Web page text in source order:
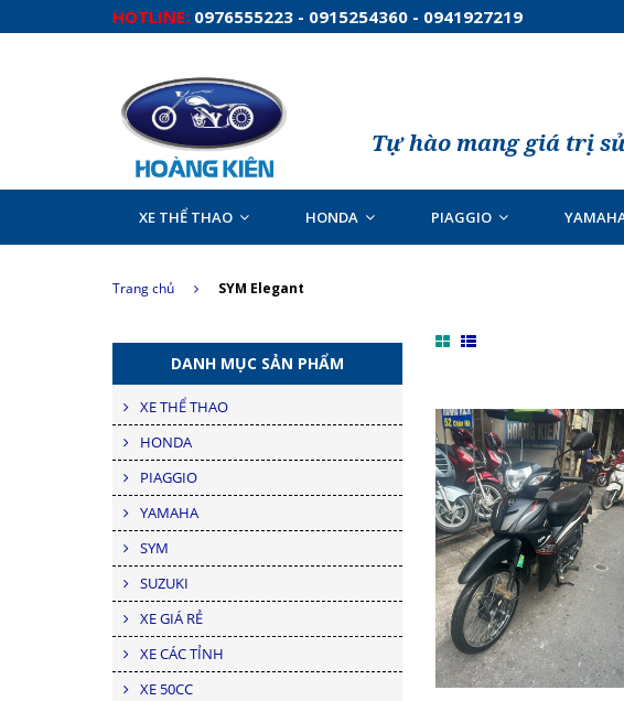
HOTLINE: 0976555223 - 0915254360 - 0941927219
Tự hào mang giá trị
XE THỂ THAO HONDA PIAGGIO
Trang chủ SYM Elegant
DANH MỤC SẢN PHẨM
XE THỂ THAO
HONDA
PIAGGIO
YAMAHA
SYM
SUZUKI
XE GIÁ RẺ
XE CÁC TỈNH
XE 50CC